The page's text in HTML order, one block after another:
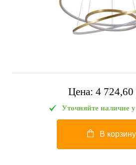
Цена: 4 724,60
Уточняйте наличие
В корзину